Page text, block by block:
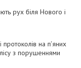
рух біля Нового і
протоколів на пʼяних
з порушеннями